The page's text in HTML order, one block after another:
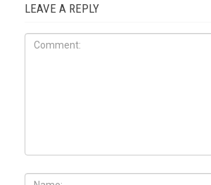
LEAVE A REPLY